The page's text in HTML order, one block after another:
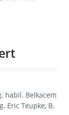
habil. Belkacem
Eric Teupke, B.